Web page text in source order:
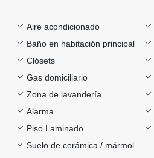
Aire acondicionado
Baño en habitación principal
Clósets
Gas domiciliario
Zona de lavandería
Alarma
Piso Laminado
Suelo de cerámica / mármol